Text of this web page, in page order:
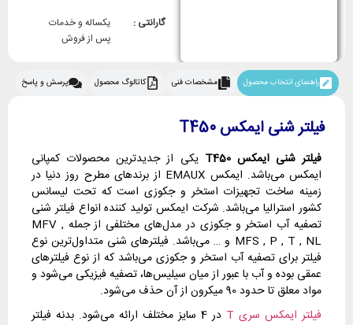
گارانتی :
یکساله و خدمات
پس از فروش
راهنمای انتخاب محصول مشخصات فنی کاتالوگ محصول پرسش و پاسخ
فیلتر شنی ایمکس T450
فیلتر شنی ایمکس T450
یکی از جدیدترین محصولات کمپانی
ایمکس می‌باشد. ایمکس EMAUX از برندهای مطرح روز دنیا در
زمینه ساخت تجهیزات استخر و جکوزی است که تحت لیسانس
کشور استرالیا می‌باشد. شرکت ایمکس تولید کننده انواع فیلتر شنی
تصفیه آب استخر و جکوزی در مدل‌های مختلفی از جمله MFV ,
MFS , P , T , NL و … می‌باشد. فیلترهای شنی متداول‌ترین نوع
فیلتر برای تصفیه آب استخر و جکوزی می‌باشد که از نوع فیلترهای
عمقی بوده و آب با عبور از میان سیلیس‌ها، تصفیه فیزیکی می‌شود و
مواد معلق تا حدود 90 میکرون از آن حذف می‌شود.
فیلتر ایمکس سری T
در 4 سایز مختلف ارائه می‌شود. بدنه فیلتر